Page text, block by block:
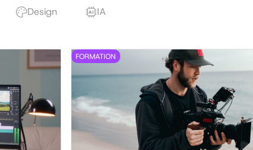
Design IA
FORMATION